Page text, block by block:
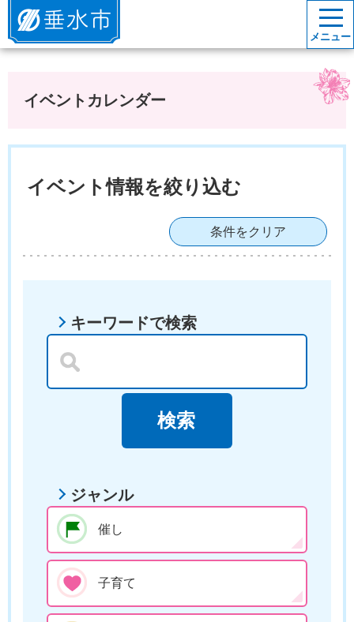
垂水市
メニュー
イベントカレンダー
イベント情報を絞り込む
条件をクリア
キーワードで検索
ジャンル
催し
子育て